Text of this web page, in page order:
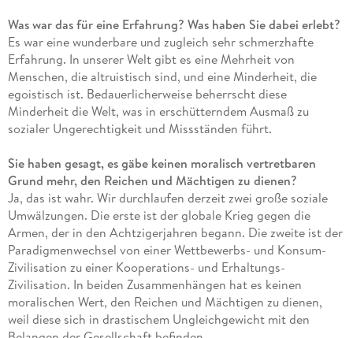
Was war das für eine Erfahrung? Was haben Sie dabei erlebt?
Es war eine wunderbare und zugleich sehr schmerzhafte
Erfahrung. In unserer Welt gibt es eine Mehrheit von
Menschen, die altruistisch sind, und eine Minderheit, die
egoistisch ist. Bedauerlicherweise beherrscht diese
Minderheit die Welt, was in erschütterndem Ausmaß zu
sozialer Ungerechtigkeit und Missständen führt.
Sie haben gesagt, es gäbe keinen moralisch vertretbaren
Grund mehr, den Reichen und Mächtigen zu dienen?
Ja, das ist wahr. Wir durchlaufen derzeit zwei große soziale
Umwälzungen. Die erste ist der globale Krieg gegen die
Armen, der in den Achtzigerjahren begann. Die zweite ist der
Paradigmenwechsel von einer Wettbewerbs- und Konsum-
Zivilisation zu einer Kooperations- und Erhaltungs-
Zivilisation. In beiden Zusammenhängen hat es keinen
moralischen Wert, den Reichen und Mächtigen zu dienen,
weil diese sich in drastischem Ungleichgewicht mit den